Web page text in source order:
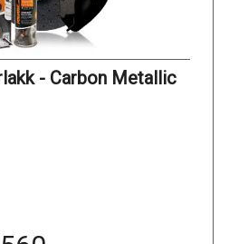
- Carbon Metallic